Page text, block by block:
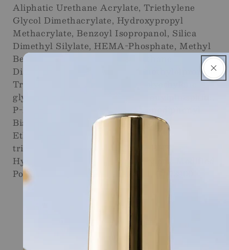
Aliphatic Urethane Acrylate, Triethylene
Glycol Dimethacrylate, Hydroxypropyl
Methacrylate, Benzoyl Isopropanol, Silica
Dimethyl Silylate, HEMA-Phosphate, Methyl
Benzoylformate, Aliphatic Urethane
Diacrylate, HEMA, PEG-4 Trimethylolpropane
Triacrylate, Polyester Resin, Polyethylene
glycol200dimethacrylate, Triphenylphosphite,
P-Hydroxyanisole, Isopropylidenediphenyl
Bisoxyhydroxypropyl Methacrylate,
Ethylphenyl(2,4,6-
trimethylbenzoyl)phosphinate, BHT,
Hydroquinone, Ethylhexyl Acrylate, Modified
Polysiloxane, CI 77891, CI 77491, CI 73900